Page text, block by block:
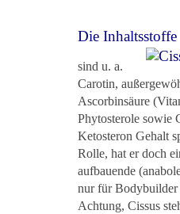
Die Inhaltsstoffe
sind u. a.
Carotin,
Ascorbinsäure
Phytosterole sowie
Ketosteron Gehalt
Rolle, hat er doch
aufbauende
nur für Bodybuilder
Achtung, Cissus